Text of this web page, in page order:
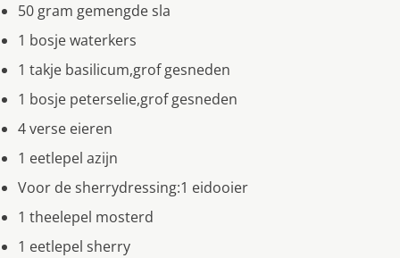
50 gram gemengde sla
1 bosje waterkers
1 takje basilicum,grof gesneden
1 bosje peterselie,grof gesneden
4 verse eieren
1 eetlepel azijn
Voor de sherrydressing:1 eidooier
1 theelepel mosterd
1 eetlepel sherry